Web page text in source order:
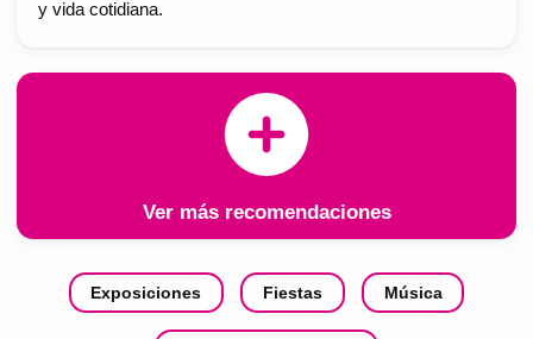
y vida cotidiana.
Ver más recomendaciones
Exposiciones Fiestas Música